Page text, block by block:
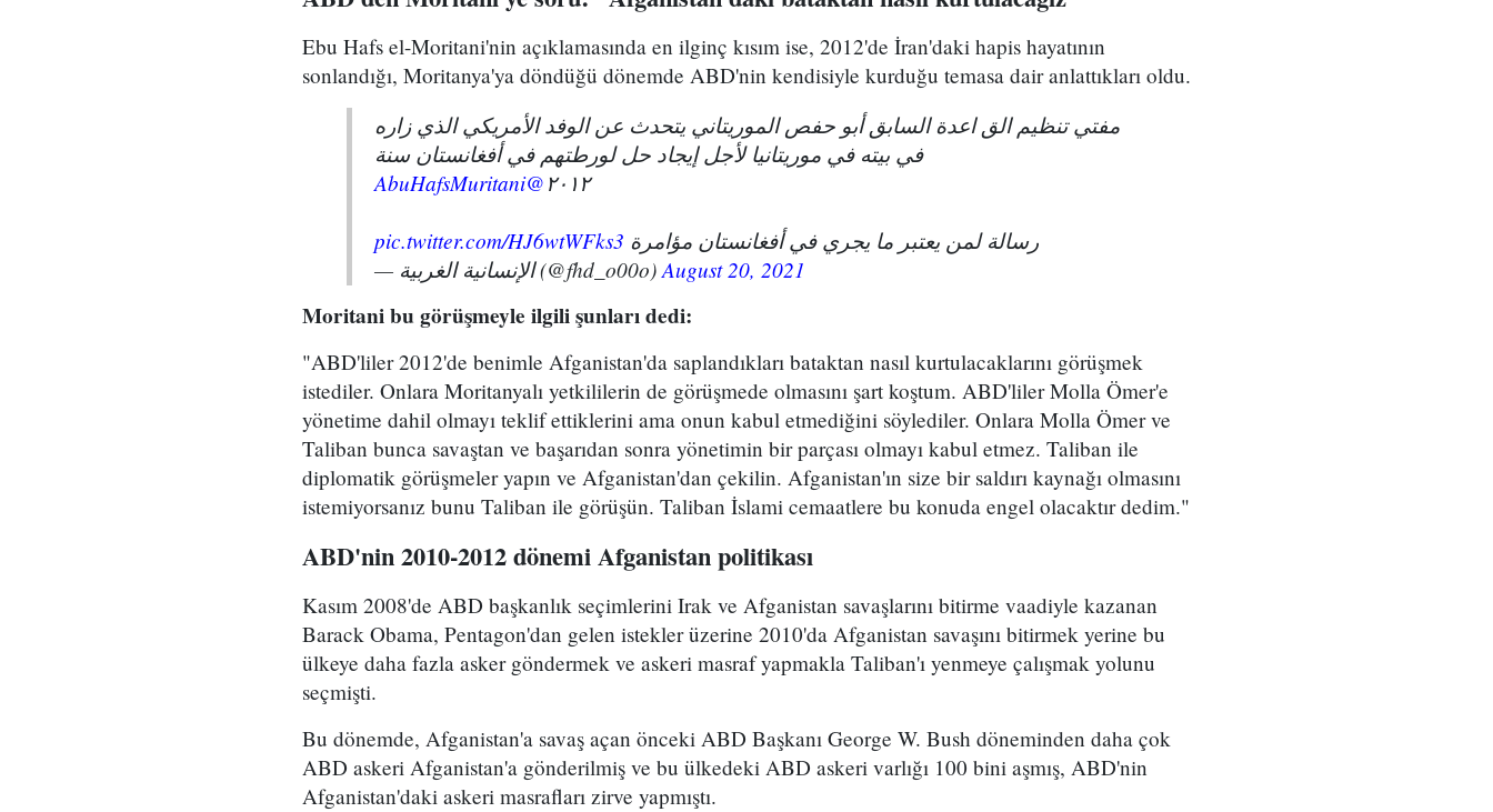
Ebu Hafs el-Moritani'nin açıklamasında en ilginç kısım ise, 2012'de İran'daki hapis hayatının
sonlandığı, Moritanya'ya döndüğü dönemde ABD'nin kendisiyle kurduğu temasa dair anlattıkları oldu.
مفتي تنظيم الق اعدة السابق أبو حفص الموريتاني يتحدث عن الوفد الأمريكي الذي زاره
في بيته في موريتانيا لأجل إيجاد حل لورطتهم في أفغانستان سنة
٢٠١٢@AbuHafsMuritani
رسالة لمن يعتبر ما يجري في أفغانستان مؤامرة pic.twitter.com/HJ6wtWFks3
— الإنسانية الغربية (@fhd_o00o)August 20, 2021
Moritani bu görüşmeyle ilgili şunları dedi:
"ABD'liler 2012'de benimle Afganistan'da saplandıkları bataktan nasıl kurtulacaklarını görüşmek
istediler. Onlara Moritanyalı yetkililerin de görüşmede olmasını şart koştum. ABD'liler Molla Ömer'e
yönetime dahil olmayı teklif ettiklerini ama onun kabul etmediğini söylediler. Onlara Molla Ömer ve
Taliban bunca savaştan ve başarıdan sonra yönetimin bir parçası olmayı kabul etmez. Taliban ile
diplomatik görüşmeler yapın ve Afganistan'dan çekilin. Afganistan'ın size bir saldırı kaynağı olmasını
istemiyorsanız bunu Taliban ile görüşün. Taliban İslami cemaatlere bu konuda engel olacaktır dedim."
ABD'nin 2010-2012 dönemi Afganistan politikası
Kasım 2008'de ABD başkanlık seçimlerini Irak ve Afganistan savaşlarını bitirme vaadiyle kazanan
Barack Obama, Pentagon'dan gelen istekler üzerine 2010'da Afganistan savaşını bitirmek yerine bu
ülkeye daha fazla asker göndermek ve askeri masraf yapmakla Taliban'ı yenmeye çalışmak yolunu
seçmişti.
Bu dönemde, Afganistan'a savaş açan önceki ABD Başkanı George W. Bush döneminden daha çok
ABD askeri Afganistan'a gönderilmiş ve bu ülkedeki ABD askeri varlığı 100 bini aşmış, ABD'nin
Afganistan'daki askeri masrafları zirve yapmıştı.